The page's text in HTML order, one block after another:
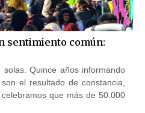
sentimiento común:
Quince años informando
el resultado de constancia,
que más de 50.000